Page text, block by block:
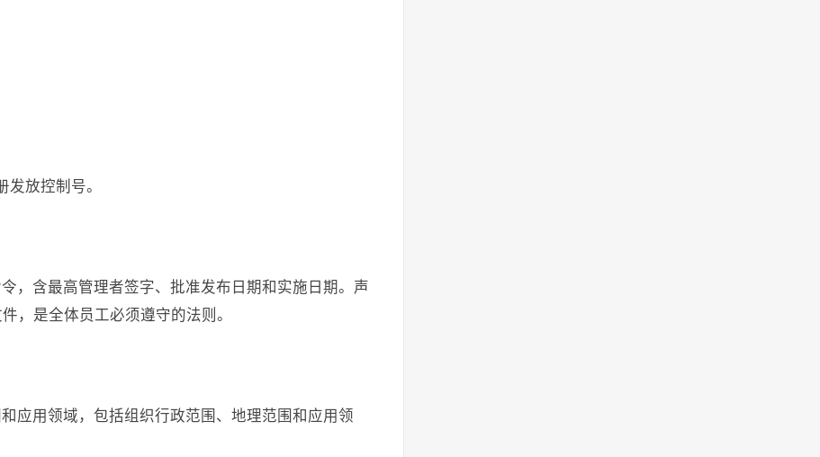
发放控制号。
，含最高管理者签字、批准发布日期和实施日期。声
，是全体员工必须遵守的法则。
应用领域，包括组织行政范围、地理范围和应用领